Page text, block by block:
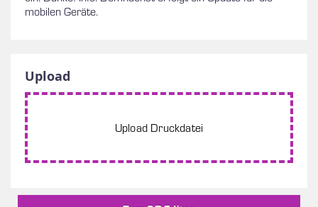
mobilen Geräte.
Upload
Upload Druckdatei
werden